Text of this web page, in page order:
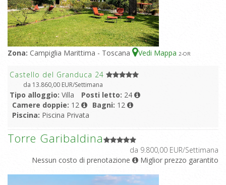
Zona: Campiglia Marittima - Toscana Vedi Mappa 2-OR
Castello del Granduca 24
da 13.860,00 EUR/Settimana
Tipo alloggio: Villa Posti letto: 24
Camere doppie: 12 Bagni: 12
Piscina: Piscina Privata
Torre Garibaldina
da 9.800,00 EUR/Settimana
Nessun costo di prenotazione
Miglior prezzo garantito